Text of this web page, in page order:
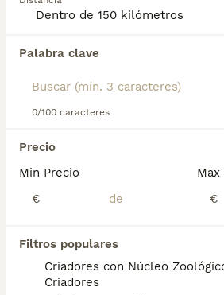
Palabra clave
0/100 caracteres
Precio
Min Precio
€
Max
€
Filtros populares
Criadores con Núcleo
Criadores
página de consejos sobre el
Encontramos 0
Si deseas exactamente esta
búsqueda y espera el
Preguntas frecuentes
¿Cuánto cuesta un
Schapendoes?